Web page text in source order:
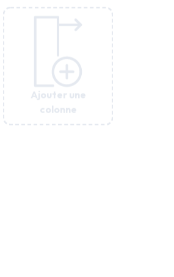
Ajouter une
colonne
Ajouter une
colonne
Ajouter une
colonne
Ajouter une
colonne
Ajouter une
colonne